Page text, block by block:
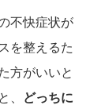
不快症状が
を整えるた
方がいいと
、 どっちに